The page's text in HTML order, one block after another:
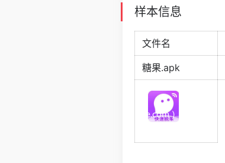
样本信息
文件名
糖果.apk